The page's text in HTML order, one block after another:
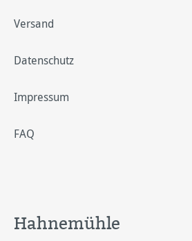
Versand
Datenschutz
Impressum
FAQ
Hahnemühle